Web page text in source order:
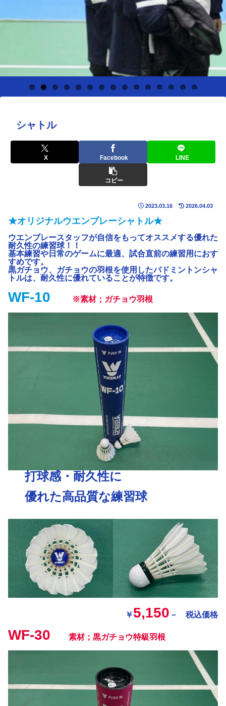
0 1 2 3 4 5
シャトル
X Facebook LINE
コピー
2023.03.16 2026.04.03
★オリジナルウエンブレーシャトル★
ウエンブレースタッフが自信をもってオススメする優れた
耐久性の練習球！！
基本練習や日常のゲームに最適、試合直前の練習用におす
すめです。
黒ガチョウ、ガチョウの羽根を使用したバドミントンシャ
トルは、耐久性に優れていることが特徴です。
WF-10 ※素材；ガチョウ羽根
打球感・耐久性に
優れた高品質な練習球
￥5,150 － 税込価格
WF-30 素材；黒ガチョウ特級羽根